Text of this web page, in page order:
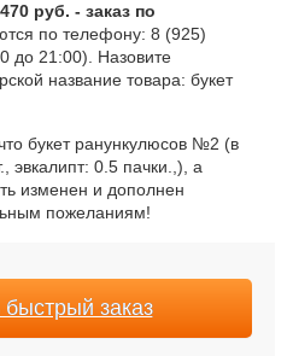
руб. - заказ по
по телефону: 8 (925)
до 21:00). Назовите
название товара: букет
букет ранункулюсов №2 (в
эвкалипт: 0.5 пачки.,), а
изменен и дополнен
пожеланиям!
заказ